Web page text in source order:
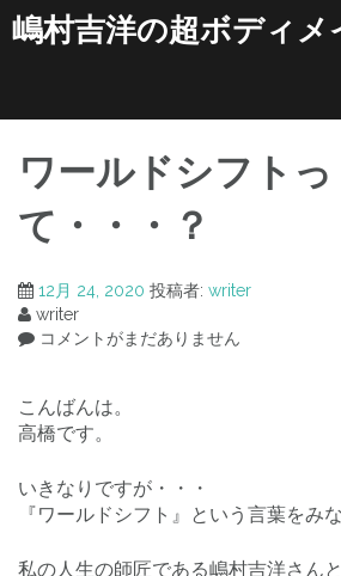
ン嶋村吉洋の超ボディメ
ワールドシフトっ
て・・・？
12月 24, 2020 投稿者: writer
writer
コメントがまだありません
こんばんは。
高橋です。
いきなりですが・・・
『ワールドシフト』という言葉をみ
私の人生の師匠である嶋村吉洋さん